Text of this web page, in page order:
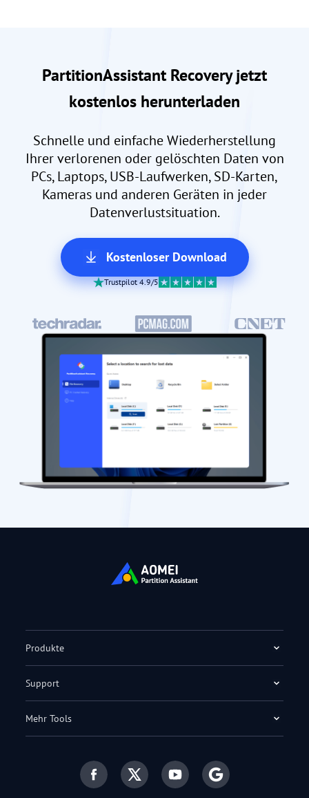
PartitionAssistant Recovery jetzt
kostenlos herunterladen
Schnelle und einfache Wiederherstellung
Ihrer verlorenen oder gelöschten Daten von
PCs, Laptops, USB-Laufwerken, SD-Karten,
Kameras und anderen Geräten in jeder
Datenverlustsituation.
Kostenloser Download
Trustpilot 4.9/5
Produkte
Support
Mehr Tools